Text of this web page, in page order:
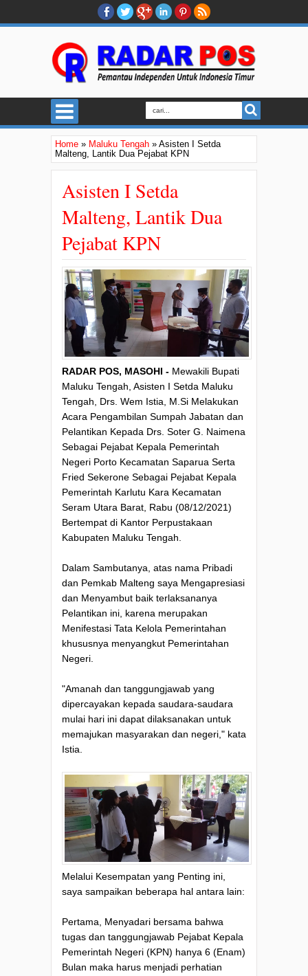
Home » Maluku Tengah » Asisten I Setda
Malteng, Lantik Dua Pejabat KPN
Asisten I Setda
Malteng, Lantik Dua
Pejabat KPN
RADAR POS, MASOHI - Mewakili Bupati
Maluku Tengah, Asisten I Setda Maluku
Tengah, Drs. Wem Istia, M.Si Melakukan
Acara Pengambilan Sumpah Jabatan dan
Pelantikan Kepada Drs. Soter G. Naimena
Sebagai Pejabat Kepala Pemerintah
Negeri Porto Kecamatan Saparua Serta
Fried Sekerone Sebagai Pejabat Kepala
Pemerintah Karlutu Kara Kecamatan
Seram Utara Barat, Rabu (08/12/2021)
Bertempat di Kantor Perpustakaan
Kabupaten Maluku Tengah.
Dalam Sambutanya, atas nama Pribadi
dan Pemkab Malteng saya Mengapresiasi
dan Menyambut baik terlaksananya
Pelantikan ini, karena merupakan
Menifestasi Tata Kelola Pemerintahan
khususnya menyangkut Pemerintahan
Negeri.
"Amanah dan tanggungjawab yang
dipercayakan kepada saudara-saudara
mulai hari ini dapat dilaksanakan untuk
memajukan masyarakan dan negeri," kata
Istia.
Melalui Kesempatan yang Penting ini,
saya sampaikan beberapa hal antara lain:
Pertama, Menyadari bersama bahwa
tugas dan tanggungjawab Pejabat Kepala
Pemerintah Negeri (KPN) hanya 6 (Enam)
Bulan maka harus menjadi perhatian